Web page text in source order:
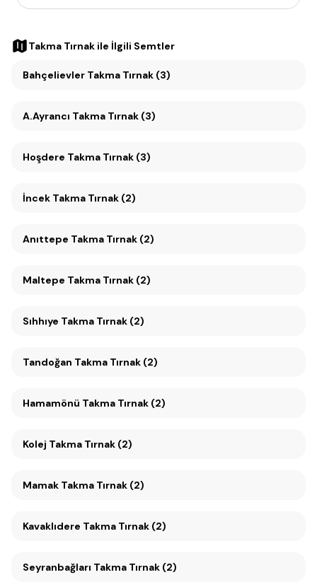
Takma Tırnak ile İlgili Semtler
Bahçelievler Takma Tırnak (3)
A.Ayrancı Takma Tırnak (3)
Hoşdere Takma Tırnak (3)
İncek Takma Tırnak (2)
Anıttepe Takma Tırnak (2)
Maltepe Takma Tırnak (2)
Sıhhıye Takma Tırnak (2)
Tandoğan Takma Tırnak (2)
Hamamönü Takma Tırnak (2)
Kolej Takma Tırnak (2)
Mamak Takma Tırnak (2)
Kavaklıdere Takma Tırnak (2)
Seyranbağları Takma Tırnak (2)